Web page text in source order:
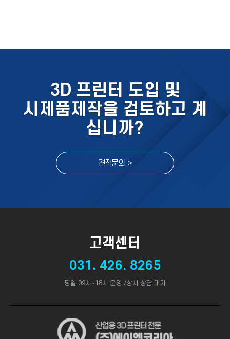
3D 프린터 도입 및
시제품제작을 검토하고 계
십니까?
견적문의 >
고객센터
031. 426. 8265
평일 09시~18시 운영 /상시 상담 대기